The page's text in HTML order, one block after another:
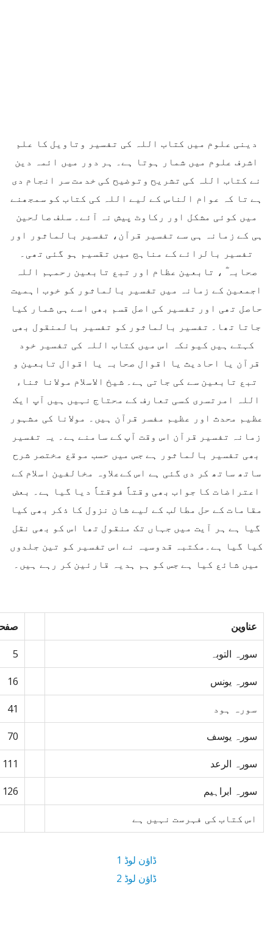
دینی علوم میں کتاب اللہ کی تفسیر وتاویل کا علم
اشرف علوم میں شمار ہوتا ہے۔ ہر دور میں ائمہ دین
نے کتاب اللہ کی تشریح وتوضیح کی خدمت سر انجام دی
ہے تا کہ عوام الناس کے لیے اللہ کی کتاب کو سمجھنے
میں کوئی مشکل اور رکاوٹ پیش نہ آئے۔ سلف صالحین
ہی کے زمانہ ہی سے تفسیر قرآن، تفسیر بالماثور اور
تفسیر بالرائے کے مناہج میں تقسیم ہو گئی تھی۔
صحابہ ؓ ، تابعین عظام اور تبع تابعین رحمہم اللہ
اجمعین کے زمانہ میں تفسیر بالماثور کو خوب اہمیت
حاصل تھی اور تفسیر کی اصل قسم بھی اسے ہی شمار کیا
جاتا تھا۔ تفسیر بالماثور کو تفسیر بالمنقول بھی
کہتے ہیں کیونکہ اس میں کتاب اللہ کی تفسیر خود
قرآن یا احادیث یا اقوال صحابہ یا اقوال تابعین و
تبع تابعین سے کی جاتی ہے۔ شیخ الاسلام مولانا ثناء
اللہ امرتسری کسی تعارف کے محتاج نہیں ہیں آپ ایک
عظیم محدث اور عظیم مفسر قرآن ہیں۔ مولانا کی مشہور
زمانہ تفسیر قرآن اس وقت آپ کے سامنے ہے۔ یہ تفسیر
بھی تفسیر بالماثور ہے جس میں حسب موقع مختصر شرح
ساتھ ساتھ کر دی گئی ہے اس کےعلاوہ مخالفین اسلام کے
اعتراضات کا جواب بھی وقتاً فوقتاً دیا گیا ہے۔ بعض
مقامات کے حل مطالب کے لیے شان نزول کا ذکر بھی کیا
گیا ہے ہر آیت میں جہاں تک منقول تھا اس کو بھی نقل
کیا گیا ہے۔مکتبہ قدوسیہ نے اس تفسیر کو تین جلدوں
میں شائع کیا ہے جس کو ہم ہدیہ قارئین کر رہے ہیں۔
عناوین
سورہ التوبہ 5
سورہ یونس 16
سورہ ہود 41
سورہ یوسف 70
سورہ الرعد 111
سورہ ابراہیم 126
اس کتاب کی فہرست نہیں ہے
ڈاؤن لوڈ 1
ڈاؤن لوڈ 2